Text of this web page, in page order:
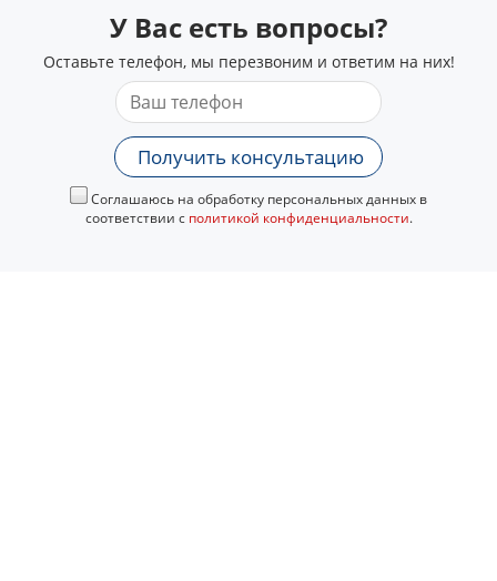
У Вас есть вопросы?
Оставьте телефон, мы перезвоним и ответим на них!
Получить консультацию
Соглашаюсь на обработку персональных данных в
соответствии с политикой конфиденциальности.